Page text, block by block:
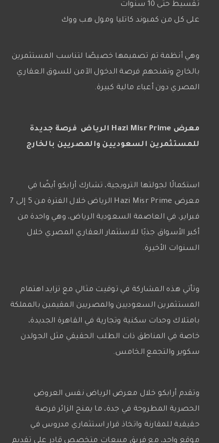
تقسيط حتى 10 سنوات
على كل من كمبوند كاتليا ومول هب ووك
وهي أنظمة تم تصميمها خصيصًا لتناسب المستثمرين
بالخارج وتمنحهم فرصة الدخول الآمن للسوق العقاري
المصري دون أعباء مالية كبيرة.
معرض Hazi Misr Prime الرياض فرصة جديدة
للمستثمرين السعوديين والمصريين بالخارج
استكمالًا لجولتها الترويجية، تشارك أرابكو أيضًا في
معرض Hazi Misr Prime الرياض خلال الفترة من 5 إلى 7
فبراير، في العاصمة السعودية الرياض، وهي واحدة من
أكبر الأسواق جذبًا للاستثمار العقاري المصري خلال
السنوات الأخيرة.
وتأتي هذه المشاركة في توقيت مثالي مع تزايد اهتمام
المستثمرين السعوديين والمصريين المقيمين بالمملكة
بامتلاك وحدات سكنية وتجارية في القاهرة الجديدة،
خاصة في المناطق ذات الطلب الحقيقي مثل الجولدن
سكوير والتجمع الخامس.
وتقدم أرابكو خلال معرض الرياض نفس العروض
الحصرية المطروحة في جدة، ما يمنح الزائر فرصة
حقيقية للمقارنة واتخاذ قرار استثماري مدروس في
موقع واحد، مع فريق مبيعات متخصص قادر على تقديم